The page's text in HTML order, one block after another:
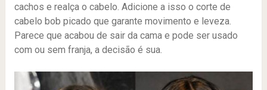
cachos e realça o cabelo. Adicione a isso o corte de
cabelo bob picado que garante movimento e leveza.
Parece que acabou de sair da cama e pode ser usado
com ou sem franja, a decisão é sua.